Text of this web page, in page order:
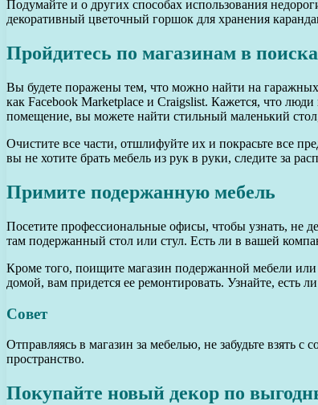
Подумайте и о других способах использования
декоративный цветочный горшок для хранения
Пройдитесь по магазинам в
Вы будете поражены тем, что можно найти на
как Facebook Marketplace и Craigslist. Кажется, что
помещение, вы можете найти стильный маленький
Очистите все части, отшлифуйте их и покрасьте все
вы не хотите брать мебель из рук в руки, следите за
Примите подержанную мебель
Посетите профессиональные офисы, чтобы узнать, не
там подержанный стол или стул. Есть ли в вашей
Кроме того, поищите магазин подержанной мебели или
домой, вам придется ее ремонтировать. Узнайте, есть
Совет
Отправляясь в магазин за мебелью, не забудьте взять
пространство.
Покупайте новый декор по